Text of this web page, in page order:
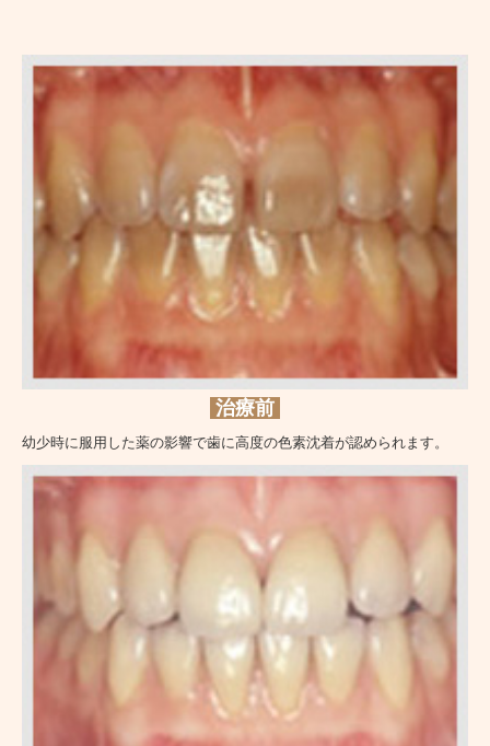
治療前
幼少時に服用した薬の影響で歯に高度の色素沈着が認められます。